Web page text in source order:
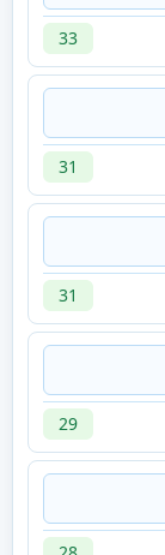
33
31
31
29